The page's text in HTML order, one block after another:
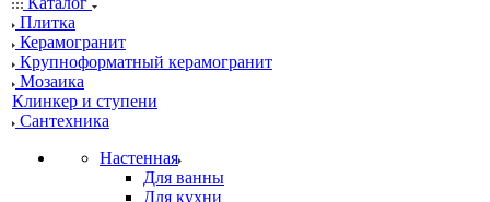
Плитка
Керамогранит
Крупноформатный керамогранит
Мозаика
Клинкер и ступени
Сантехника
Настенная
Для ванны
Для кухни